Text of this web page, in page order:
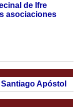
de Ifre
asociaciones
Apóstol